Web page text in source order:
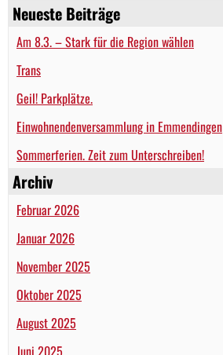
Neueste Beiträge
Am 8.3. – Stark für die Region wählen
Trans
Geil! Parkplätze.
Einwohnendenversammlung in Emmendingen
Sommerferien. Zeit zum Unterschreiben!
Archiv
Februar 2026
Januar 2026
November 2025
Oktober 2025
August 2025
Juni 2025